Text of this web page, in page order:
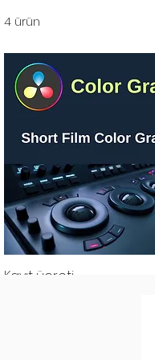
4 ürün
Kayıt üçreti